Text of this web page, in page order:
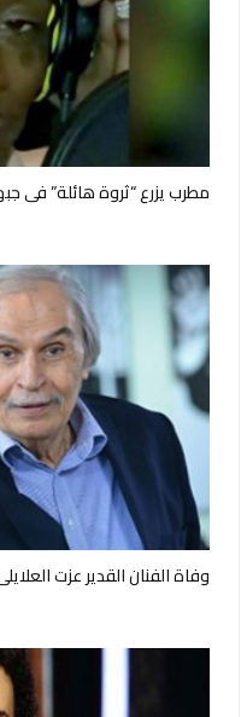
مطرب يزرع “ثروة هائلة” في
وفاة الفنان القدير عزت العلايلي